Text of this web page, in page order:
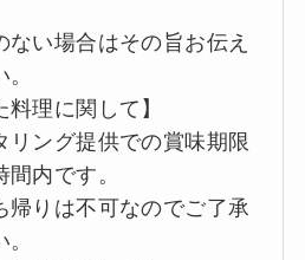
ない場合はその旨お伝え
料理に関して】
リング提供での賞味期限
間内です。
帰りは不可なのでご了承